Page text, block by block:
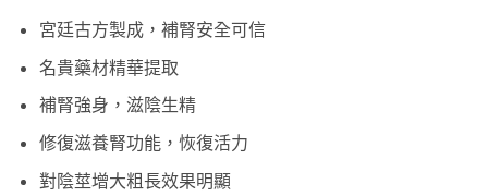
宮廷古方製成，補腎安全可信
名貴藥材精華提取
補腎強身，滋陰生精
修復滋養腎功能，恢復活力
對陰莖增大粗長效果明顯